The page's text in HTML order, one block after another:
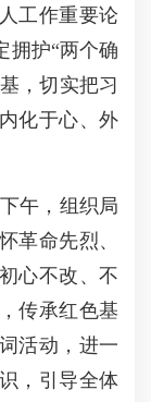
工作重要论
拥护“两个确
，切实把习
化于心、外
午，组织局
革命先烈、
心不改、不
传承红色基
活动，进一
，引导全体